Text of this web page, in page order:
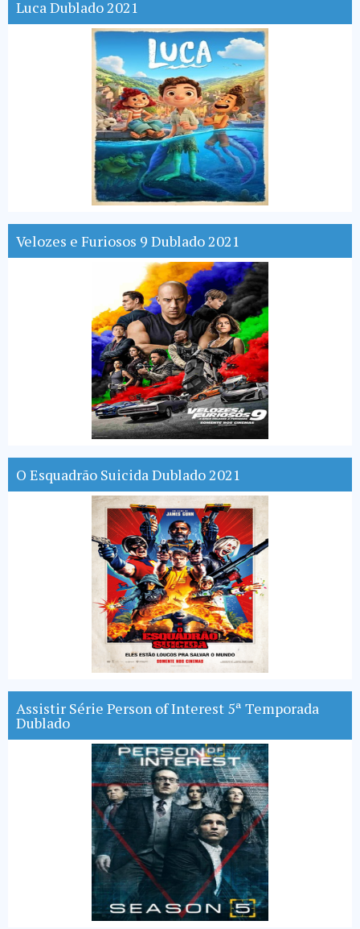
Luca Dublado 2021
Velozes e Furiosos 9 Dublado 2021
O Esquadrão Suicida Dublado 2021
Assistir Série Person of Interest 5ª Temporada
Dublado